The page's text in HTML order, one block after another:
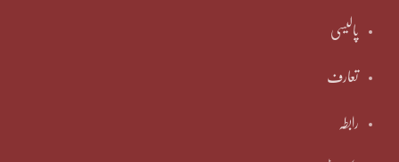
پالیسی
تعارف
رابطہ